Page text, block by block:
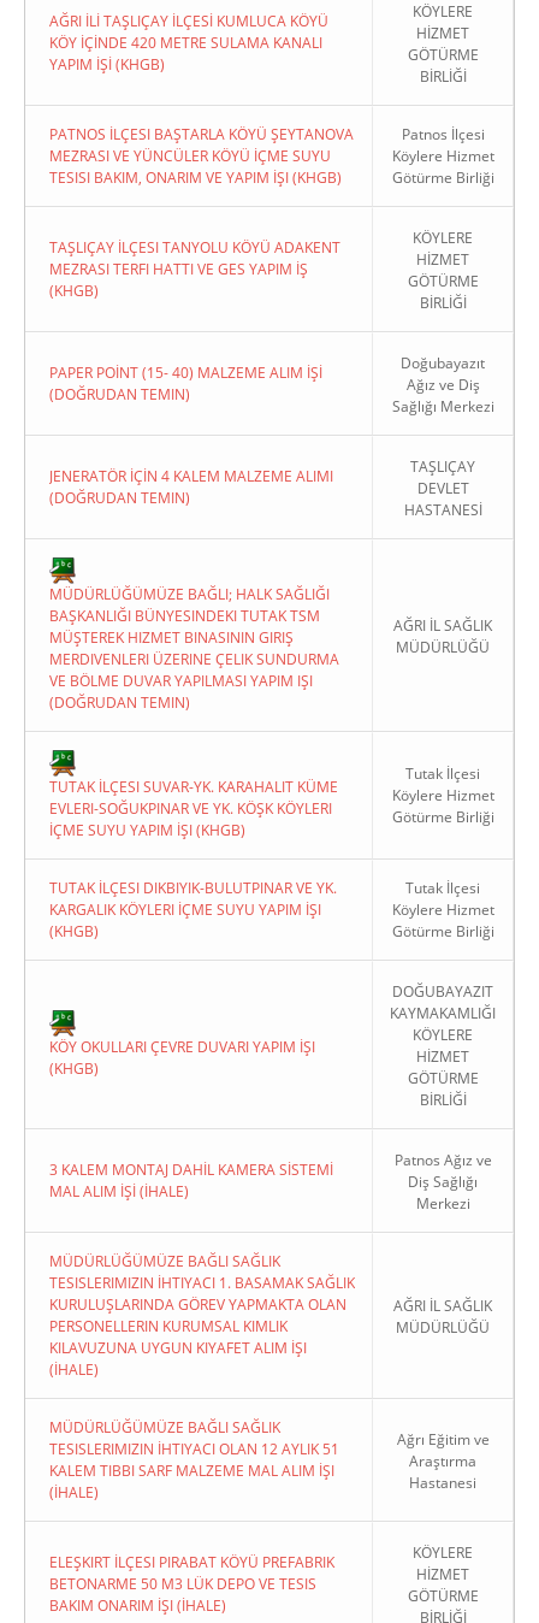
AĞRI İLİ TAŞLIÇAY İLÇESİ KUMLUCA KÖYÜ
KÖY İÇİNDE 420 METRE SULAMA KANALI
YAPIM İŞİ (KHGB)
KÖYLERE
HİZMET
GÖTÜRME
BİRLİĞİ
PATNOS İLÇESI BAŞTARLA KÖYÜ ŞEYTANOVA
MEZRASI VE YÜNCÜLER KÖYÜ İÇME SUYU
TESISI BAKIM, ONARIM VE YAPIM İŞI (KHGB)
Patnos İlçesi
Köylere Hizmet
Götürme Birliği
TAŞLIÇAY İLÇESI TANYOLU KÖYÜ ADAKENT
MEZRASI TERFI HATTI VE GES YAPIM İŞ
(KHGB)
KÖYLERE
HİZMET
GÖTÜRME
BİRLİĞİ
PAPER POİNT (15- 40) MALZEME ALIM İŞİ
(DOĞRUDAN TEMIN)
Doğubayazıt
Ağız ve Diş
Sağlığı Merkezi
JENERATÖR İÇİN 4 KALEM MALZEME ALIMI
(DOĞRUDAN TEMIN)
TAŞLIÇAY
DEVLET
HASTANESİ
MÜDÜRLÜĞÜMÜZE BAĞLI; HALK SAĞLIĞI
BAŞKANLIĞI BÜNYESINDEKI TUTAK TSM
MÜŞTEREK HIZMET BINASININ GIRIŞ
MERDIVENLERI ÜZERINE ÇELIK SUNDURMA
VE BÖLME DUVAR YAPILMASI YAPIM IŞI
(DOĞRUDAN TEMIN)
AĞRI İL SAĞLIK
MÜDÜRLÜĞÜ
TUTAK İLÇESI SUVAR-YK. KARAHALIT KÜME
EVLERI-SOĞUKPINAR VE YK. KÖŞK KÖYLERI
İÇME SUYU YAPIM İŞI (KHGB)
Tutak İlçesi
Köylere Hizmet
Götürme Birliği
TUTAK İLÇESI DIKBIYIK-BULUTPINAR VE YK.
KARGALIK KÖYLERI İÇME SUYU YAPIM İŞI
(KHGB)
Tutak İlçesi
Köylere Hizmet
Götürme Birliği
KÖY OKULLARI ÇEVRE DUVARI YAPIM İŞI
(KHGB)
DOĞUBAYAZIT
KAYMAKAMLIĞI
KÖYLERE
HİZMET
GÖTÜRME
BİRLİĞİ
3 KALEM MONTAJ DAHİL KAMERA SİSTEMİ
MAL ALIM İŞİ (İHALE)
Patnos Ağız ve
Diş Sağlığı
Merkezi
MÜDÜRLÜĞÜMÜZE BAĞLI SAĞLIK
TESISLERIMIZIN İHTIYACI 1. BASAMAK SAĞLIK
KURULUŞLARINDA GÖREV YAPMAKTA OLAN
PERSONELLERIN KURUMSAL KIMLIK
KILAVUZUNA UYGUN KIYAFET ALIM İŞI
(İHALE)
AĞRI İL SAĞLIK
MÜDÜRLÜĞÜ
MÜDÜRLÜĞÜMÜZE BAĞLI SAĞLIK
TESISLERIMIZIN İHTIYACI OLAN 12 AYLIK 51
KALEM TIBBI SARF MALZEME MAL ALIM İŞI
(İHALE)
Ağrı Eğitim ve
Araştırma
Hastanesi
ELEŞKIRT İLÇESI PIRABAT KÖYÜ PREFABRIK
BETONARME 50 M3 LÜK DEPO VE TESIS
BAKIM ONARIM İŞI (İHALE)
KÖYLERE
HİZMET
GÖTÜRME
BİRLİĞİ